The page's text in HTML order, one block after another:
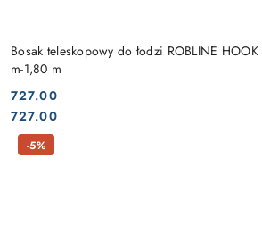
Bosak teleskopowy do łodzi ROBLINE
m-1,80 m
Cena:
727.00
Cena:
727.00
-5%